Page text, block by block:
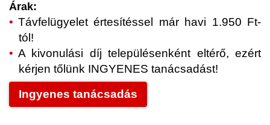
Árak:
Távfelügyelet értesítéssel már havi 1.950 Ft-
tól!
A kivonulási díj településenként eltérő, ezért
kérjen tőlünk INGYENES tanácsadást!
Ingyenes tanácsadás